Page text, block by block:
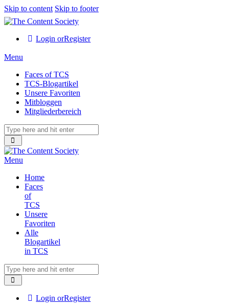
Skip to content Skip to footer
Login orRegister
Menu
Faces of TCS
TCS-Blogartikel
Unsere Favoriten
Mitbloggen
Mitgliederbereich
Menu
Home
Faces
of
TCS
Unsere
Favoriten
Alle
Blogartikel
in TCS
Login orRegister